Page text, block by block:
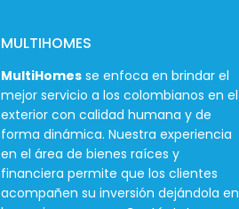
MULTIHOMES
MultiHomesse enfoca en brindar el
mejor servicio a los colombianos en el
exterior con calidad humana y de
forma dinámica. Nuestra experiencia
en el área de bienes raíces y
financiera permite que los clientes
acompañen su inversión dejándola en